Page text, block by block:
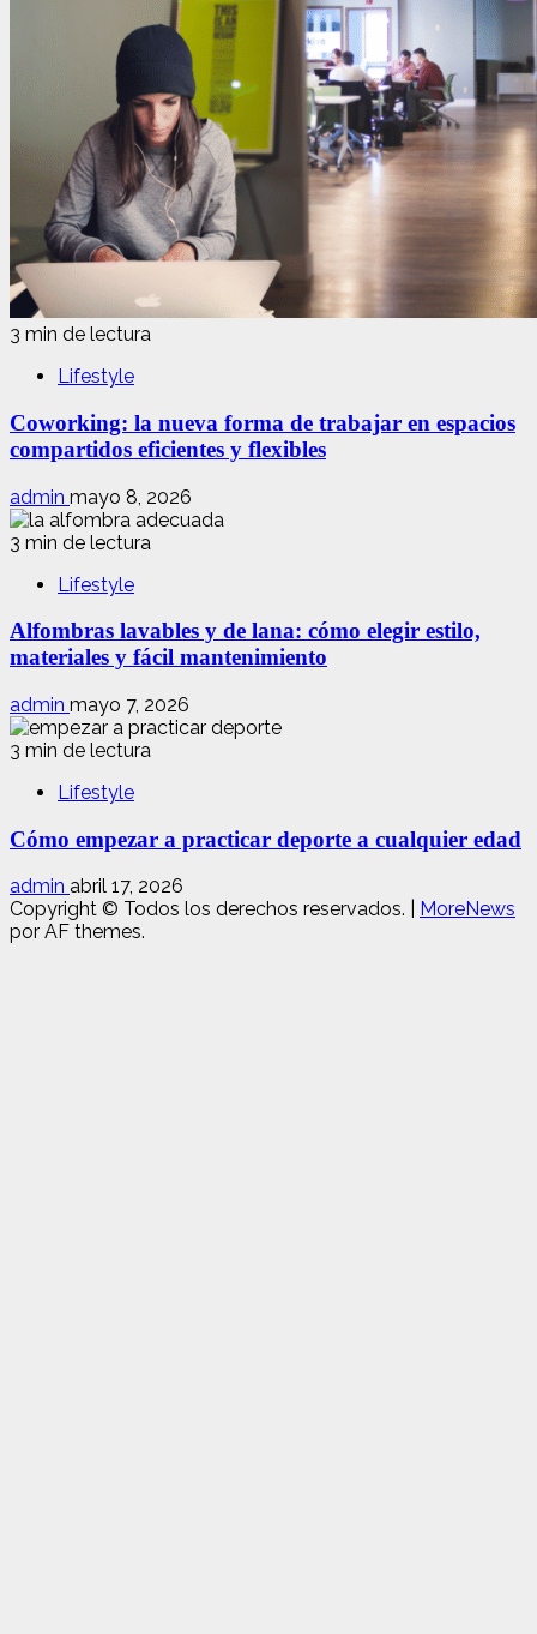
3 min de lectura
Lifestyle
Coworking: la nueva forma de trabajar en espacios
compartidos eficientes y flexibles
admin mayo 8, 2026
3 min de lectura
Lifestyle
Alfombras lavables y de lana: cómo elegir estilo,
materiales y fácil mantenimiento
admin mayo 7, 2026
3 min de lectura
Lifestyle
Cómo empezar a practicar deporte a cualquier edad
admin abril 17, 2026
Copyright © Todos los derechos reservados.
MoreNews
por AF themes.